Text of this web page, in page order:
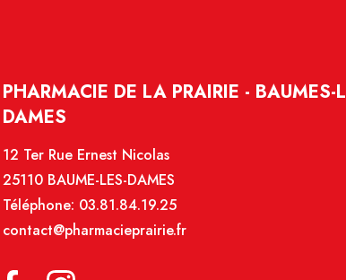
PHARMACIE DE LA PRAIRIE - BAUMES-
DAMES
12 Ter Rue Ernest Nicolas
25110 BAUME-LES-DAMES
Téléphone: 03.81.84.19.25
contact@pharmacieprairie.fr